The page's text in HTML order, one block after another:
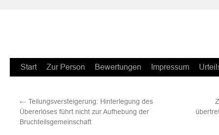
Zum
springen
Start Zur Person Bewertungen Impressum
← Teilungsversteigerung: Hinterlegung des
Übererlöses führt nicht zur Aufhebung der
Bruchteilsgemeinschaft